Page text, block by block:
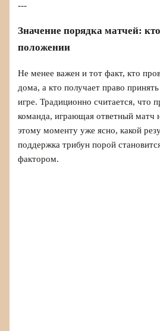
---
Значение порядка матчей:
положении
Не менее важен и тот факт, кто
дома, а кто получает право
игре. Традиционно считается, что
команда, играющая ответный матч
этому моменту уже ясно, какой
поддержка трибун порой
фактором.